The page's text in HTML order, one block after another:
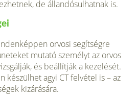
de állandósulhatnak is.
orvo­si segítségre
mutató személyt az orvos
és beállítják a ke­zelését.
készülhet agyi CT felvétel is – az
kizárására.